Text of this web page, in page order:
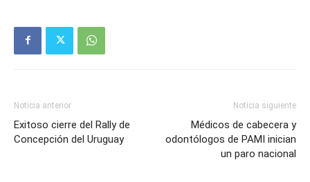
Noticia anterior
Exitoso cierre del Rally de
Concepción del Uruguay
Noticia siguiente
Médicos de cabecera y
odontólogos de PAMI inician
un paro nacional